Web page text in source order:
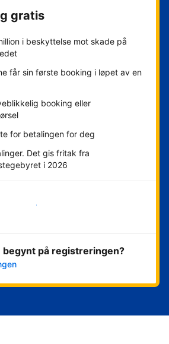
gratis
i beskyttelse mot skade på
får sin første booking i løpet av en
booking eller
for betalingen for deg
Det gis fritak fra
i 2026
Kom i gang nå
begynt på registreringen?